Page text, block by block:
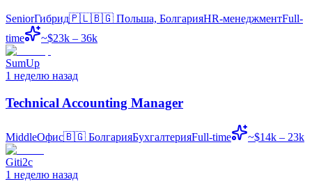
SeniorГибрид🇵🇱🇧🇬 Польша, БолгарияHR-менеджментFull-
time
~$23k – 36k
SumUp
1 неделю назад
Technical Accounting Manager
MiddleОфис🇧🇬 БолгарияБухгалтерияFull-time ~$14k – 23k
Giti2c
1 неделю назад